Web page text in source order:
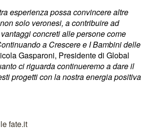
esperienza possa convincere altre
solo veronesi, a contribuire ad
concreti alle persone come
a Crescere e I Bambini delle
Gasparoni, Presidente di Global
ci riguarda continueremo a dare il
progetti con la nostra energia positiva
fate.it